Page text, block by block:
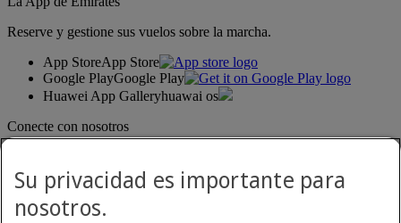
Reserve y gestione sus vuelos sobre la marcha.
App StoreApp Store
Google PlayGoogle Play
Huawei App Galleryhuawai os
Conecte con nosotros
Su privacidad es importante para
nosotros.